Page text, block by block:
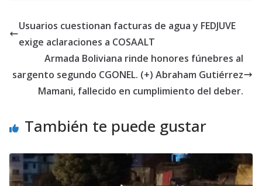
Usuarios cuestionan facturas de agua y FEDJUVE
exige aclaraciones a COSAALT
Armada Boliviana rinde honores fúnebres al
sargento segundo CGONEL. (+) Abraham Gutiérrez
Mamani, fallecido en cumplimiento del deber.
También te puede gustar